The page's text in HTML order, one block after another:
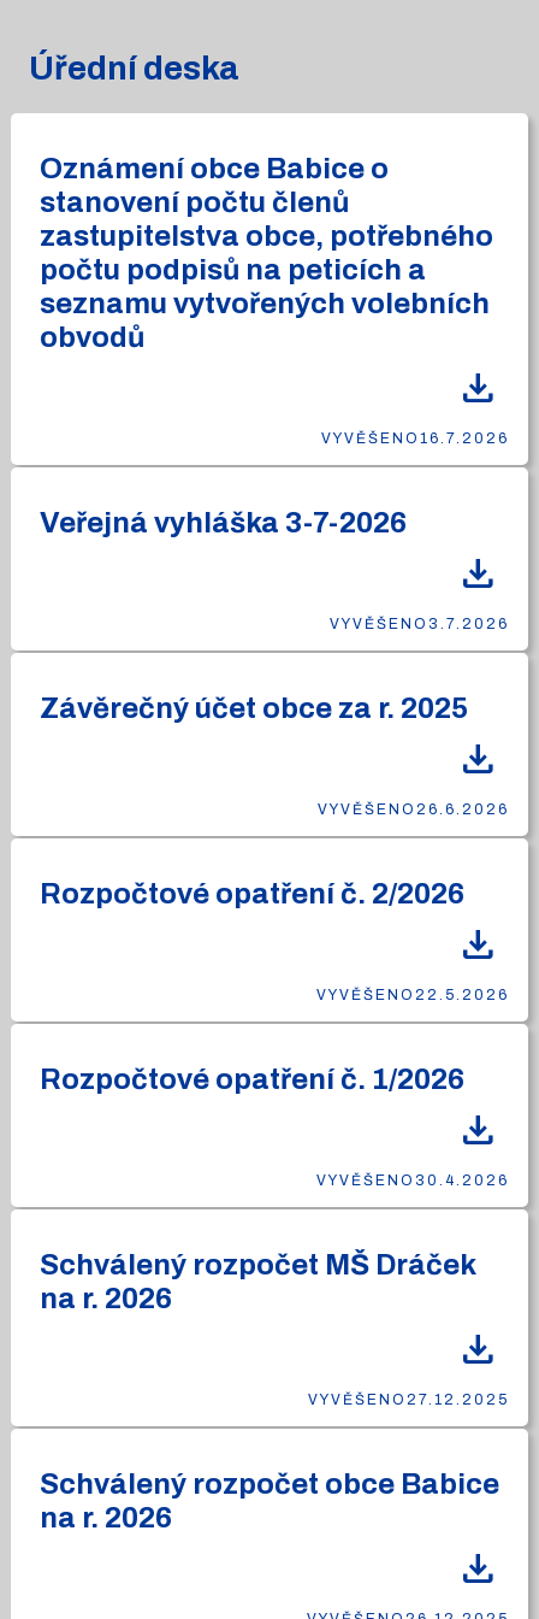
Úřední deska
Oznámení obce Babice o
stanovení počtu členů
zastupitelstva obce, potřebného
počtu podpisů na peticích a
seznamu vytvořených volebních
obvodů
download
VYVĚŠENO 16.7.2026
Veřejná vyhláška 3-7-2026
download
VYVĚŠENO 3.7.2026
Závěrečný účet obce za r. 2025
download
VYVĚŠENO 26.6.2026
Rozpočtové opatření č. 2/2026
download
VYVĚŠENO 22.5.2026
Rozpočtové opatření č. 1/2026
download
VYVĚŠENO 30.4.2026
Schválený rozpočet MŠ Dráček
na r. 2026
download
VYVĚŠENO 27.12.2025
Schválený rozpočet obce Babice
na r. 2026
download